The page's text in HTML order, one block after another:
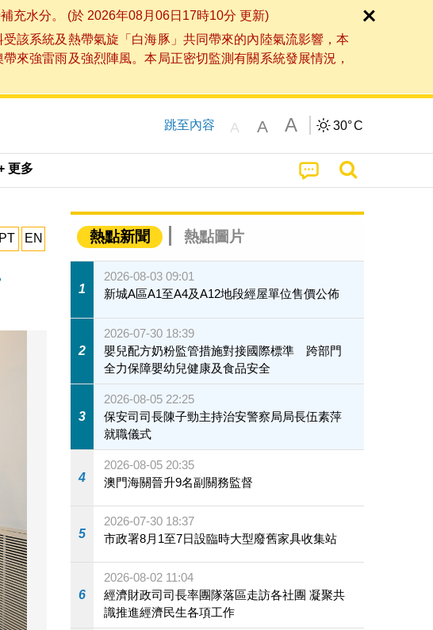
充水分。 (於 2026年08月06日17時10分 更新)
該系統及熱帶氣旋「白海豚」共同帶來的內陸氣流影響，本
來強雷雨及強烈陣風。本局正密切監測有關系統發展情況，
跳至內容 A A A 30°C
更多
PT EN 熱點新聞 熱點圖片
1
2026-08-03 09:01
新城A區A1至A4及A12地段經屋單位售價公佈
2
2026-07-30 18:39
嬰兒配方奶粉監管措施對接國際標準 跨部門
全力保障嬰幼兒健康及食品安全
3
2026-08-05 22:25
保安司司長陳子勁主持治安警察局局長伍素萍
就職儀式
4
2026-08-05 20:35
澳門海關晉升9名副關務監督
5
2026-07-30 18:37
市政署8月1至7日設臨時大型廢舊家具收集站
6
2026-08-02 11:04
經濟財政司司長率團隊落區走訪各社團 凝聚共
識推進經濟民生各項工作